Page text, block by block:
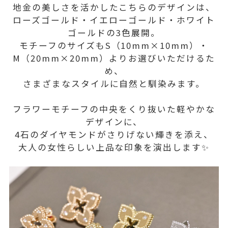
地金の美しさを活かしたこちらのデザインは、
ローズゴールド・イエローゴールド・ホワイト
ゴールドの3色展開。
モチーフのサイズもS（10mm×10mm）・
M（20mm×20mm）よりお選びいただけるた
め、
さまざまなスタイルに自然と馴染みます。
フラワーモチーフの中央をくり抜いた軽やかな
デザインに、
4石のダイヤモンドがさりげない輝きを添え、
大人の女性らしい上品な印象を演出します✨